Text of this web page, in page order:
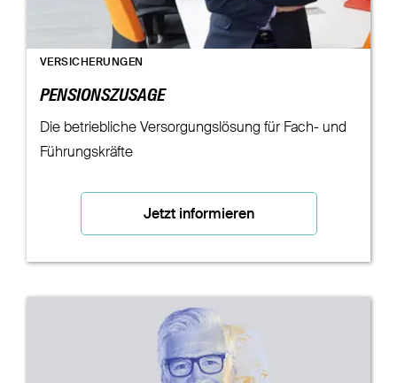
VERSICHERUNGEN
PENSIONSZUSAGE
Die betriebliche Versorgungslösung für Fach- und
Führungskräfte
Jetzt informieren